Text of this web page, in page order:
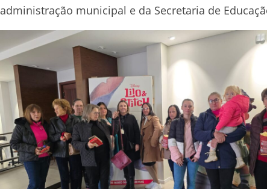
administração municipal e da Secretaria de